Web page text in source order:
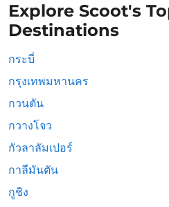
Explore Scoot's
Destinations
กระบี่
กรุงเทพมหานคร
กวนตัน
กวางโจว
กัวลาลัมเปอร์
กาลีมันตัน
กูชิง